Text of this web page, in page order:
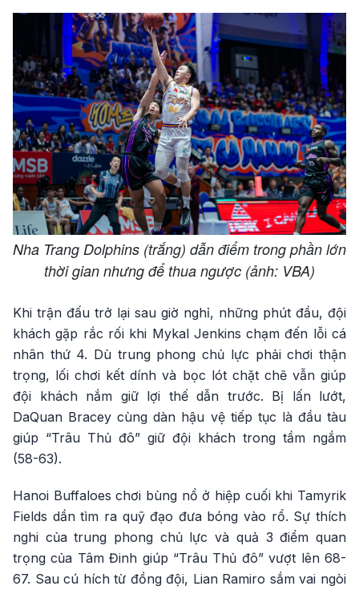
Nha Trang Dolphins (trắng) dẫn điểm trong phần lớn
thời gian nhưng để thua ngược (ảnh: VBA)
Khi trận đấu trở lại sau giờ nghỉ, những phút đầu, đội
khách gặp rắc rối khi Mykal Jenkins chạm đến lỗi cá
nhân thứ 4. Dù trung phong chủ lực phải chơi thận
trọng, lối chơi kết dính và bọc lót chặt chẽ vẫn giúp
đội khách nắm giữ lợi thế dẫn trước. Bị lấn lướt,
DaQuan Bracey cùng dàn hậu vệ tiếp tục là đầu tàu
giúp “Trâu Thủ đô” giữ đội khách trong tầm ngắm
(58-63).
Hanoi Buffaloes chơi bùng nổ ở hiệp cuối khi Tamyrik
Fields dần tìm ra quỹ đạo đưa bóng vào rổ. Sự thích
nghi của trung phong chủ lực và quả 3 điểm quan
trọng của Tâm Đinh giúp “Trâu Thủ đô” vượt lên 68-
67. Sau cú hích từ đồng đội, Lian Ramiro sắm vai ngòi